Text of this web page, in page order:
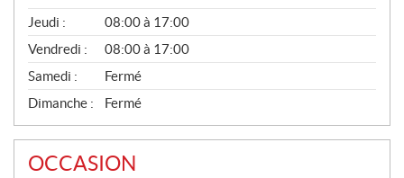
A
LJeudi :
08:00 à 17:00
Vendredi :
08:00 à 17:00
Samedi :
Fermé
Dimanche :
Fermé
OCCASION